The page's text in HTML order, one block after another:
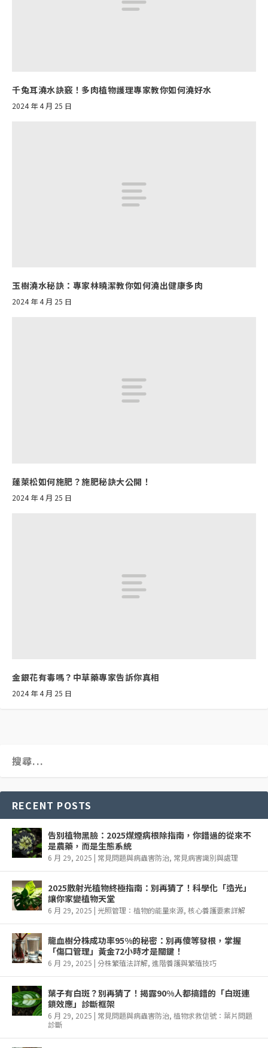
千兔耳澆水訣竅！多肉植物護理專家教你如何澆好水
2024 年 4 月 25 日
玉樹澆水秘訣：專家林曉潔教你如何澆出健康多肉
2024 年 4 月 25 日
蓬萊松如何施肥？施肥秘訣大公開！
2024 年 4 月 25 日
金銀花有毒嗎？中草藥專家告訴你真相
2024 年 4 月 25 日
RECENT POSTS
告別植物黑臉：2025煤煙病根除指南，你錯過的從來不
是農藥，而是生態系統
6 月 29, 2025 常見問題與病蟲害防治, 常見病害識別與處理
2025散射光植物終極指南：別再猜了！科學化「造光」
讓你家變植物天堂
6 月 29, 2025 光照管理：植物的能量來源, 核心養護要素詳解
龍血樹分株成功率95%的秘密：別再傻等發根，掌握
「傷口管理」黃金72小時才是關鍵！
6 月 29, 2025 分株繁殖法詳解, 進階養護與繁殖技巧
葉子有白斑？別再猜了！揭露90%人都搞錯的「白斑連
鎖效應」診斷框架
6 月 29, 2025 常見問題與病蟲害防治, 植物求救信號：葉片問題
診斷